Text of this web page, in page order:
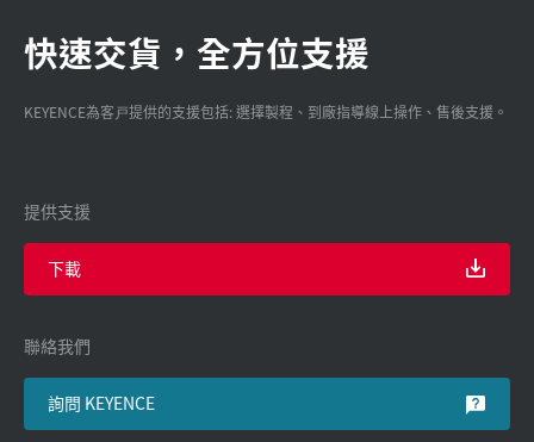
快速交貨，全方位支援
KEYENCE為客戸提供的支援包括: 選擇製程、到廠指導線上操作、售後支援。
提供支援
下載
聯絡我們
詢問 KEYENCE